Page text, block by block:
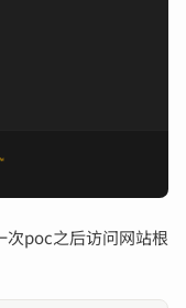
次poc之后访问网站根